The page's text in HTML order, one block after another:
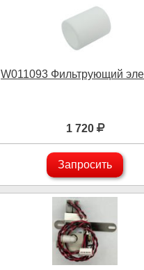
W011093 Фильтрующий
1 720
Запросить